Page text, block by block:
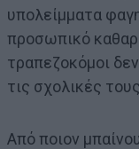
υπολείμματα
προσωπικό
τραπεζοκόμοι
τις σχολικές
Από ποιον